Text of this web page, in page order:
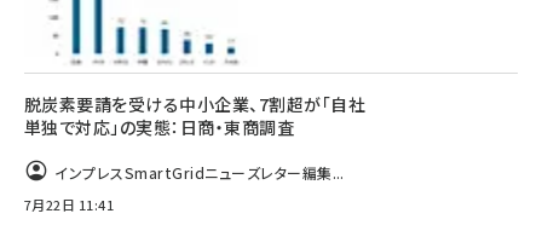
脱炭素要請を受ける中小企業、7割超が「自社
単独で対応」の実態：日商・東商調査
インプレスSmartGridニューズレター編集...
7月22日 11:41